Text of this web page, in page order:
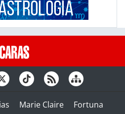
Marie Claire
Fortuna